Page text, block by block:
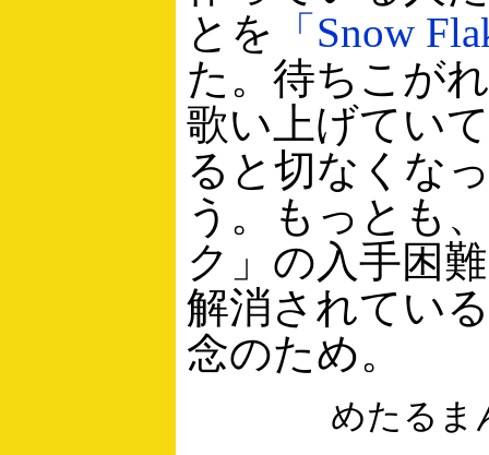
とを
「Snow
た。待ちこが
歌い上げてい
ると切なくな
う。もっとも
ク」の入手困
解消されてい
念のため。
めたるま